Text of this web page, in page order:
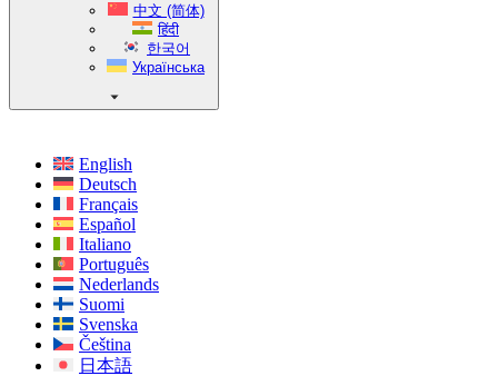
中文 (简体)
हिंदी
한국어
Українська
English
Deutsch
Français
Español
Italiano
Português
Nederlands
Suomi
Svenska
Čeština
日本語